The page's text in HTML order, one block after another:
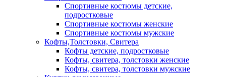
Спортивные костюмы детские,
подростковые
Спортивные костюмы женские
Спортивные костюмы мужские
Кофты,Толстовки, Свитера
Кофты детские, подростковые
Кофты, свитера, толстовки женские
Кофты, свитера, толстовки мужские